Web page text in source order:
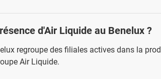
d'Air Liquide au Benelux ?
regroupe des filiales actives dans la
Air Liquide.